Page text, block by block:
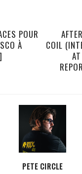
POUR
À
COIL
PETE CIRCLE